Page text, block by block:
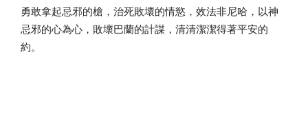
勇敢拿起忌邪的槍，治死敗壞的情慾，效法非尼哈，以神
忌邪的心為心，敗壞巴蘭的計謀，清清潔潔得著平安的
約。